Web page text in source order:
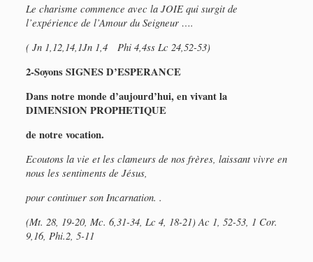
Le charisme commence avec la JOIE qui surgit de
l’expérience de l’Amour du Seigneur ….
( Jn 1,12,14,1Jn 1,4 Phi 4,4ss Lc 24,52-53)
2-Soyons SIGNES D’ESPERANCE
Dans notre monde d’aujourd’hui, en vivant la
DIMENSION PROPHETIQUE
de notre vocation.
Ecoutons la vie et les clameurs de nos frères, laissant vivre en
nous les sentiments de Jésus,
pour continuer son Incarnation. .
(Mt. 28, 19-20, Mc. 6,31-34, Lc 4, 18-21) Ac 1, 52-53, 1 Cor.
9,16, Phi.2, 5-11